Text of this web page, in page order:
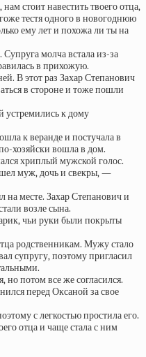
стоит навестить твоего отца,
тестя одного в новогоднюю
ему лет и похожа ли ты на
молча встала из-за
в прихожую.
В этот раз Захар Степанович
в стороне и тоже пошли
устремились к дому
к веранде и постучала в
хозяйски вошла в дом.
хриплый мужской голос.
муж, дочь и свекры, —
месте. Захар Степанович и
возле сына.
чьи руки были покрыты
родственникам. Мужу стало
супругу, поэтому пригласил
но потом все же согласился.
перед Оксаной за свое
с легкостью простила его.
отца и чаще стала с ним